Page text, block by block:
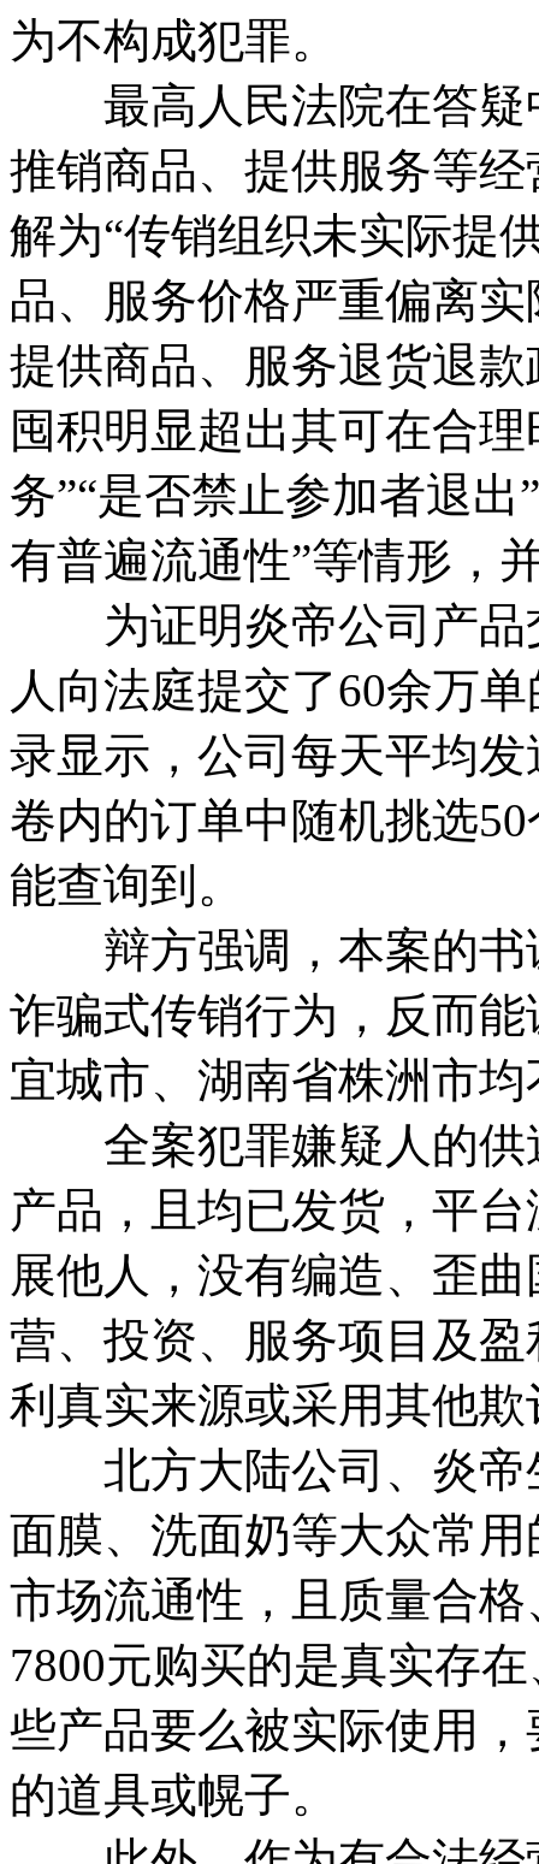
为不构成犯罪。
最高人民法院在答疑
推销商品、提供服务等
解为“传销组织未实际提
品、服务价格严重偏离
提供商品、服务退货退
囤积明显超出其可在合
务”“是否禁止参加者退
有普遍流通性”等情形，
为证明炎帝公司产品
人向法庭提交了60余万
录显示，公司每天平均
卷内的订单中随机挑选
能查询到。
辩方强调，本案的书
诈骗式传销行为，反而
宜城市、湖南省株洲市
全案犯罪嫌疑人的供
产品，且均已发货，平
展他人，没有编造、歪
营、投资、服务项目及
利真实来源或采用其他
北方大陆公司、炎帝
面膜、洗面奶等大众常
市场流通性，且质量合
7800元购买的是真实存
些产品要么被实际使用
的道具或幌子。